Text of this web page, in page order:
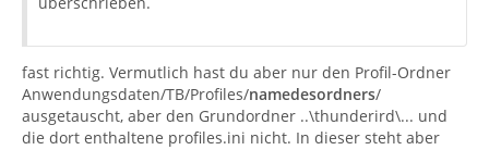
fast richtig. Vermutlich hast du aber nur den Profil-Ordner
Anwendungsdaten/TB/Profiles/namedesordners/
ausgetauscht, aber den Grundordner ..\thunderird\... und
die dort enthaltene profiles.ini nicht. In dieser steht aber